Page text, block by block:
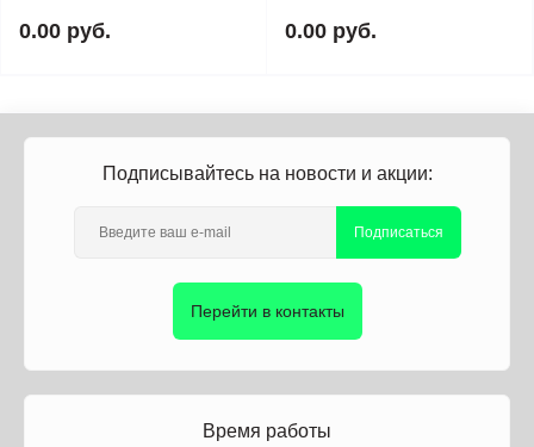
0.00 руб. 0.00 руб.
Подписывайтесь на новости и акции:
Подписаться
Перейти в контакты
Время работы